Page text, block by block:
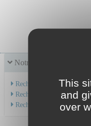
Notre offre de soins
Recherche par service
Recherche par spécialité
Recherche par médecin
This
and
over